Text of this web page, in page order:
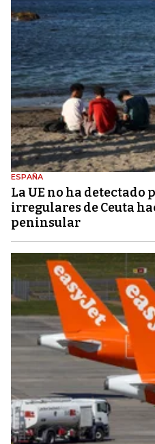
ESPAÑA
La UE no ha detectado
irregulares de Ceuta
peninsular